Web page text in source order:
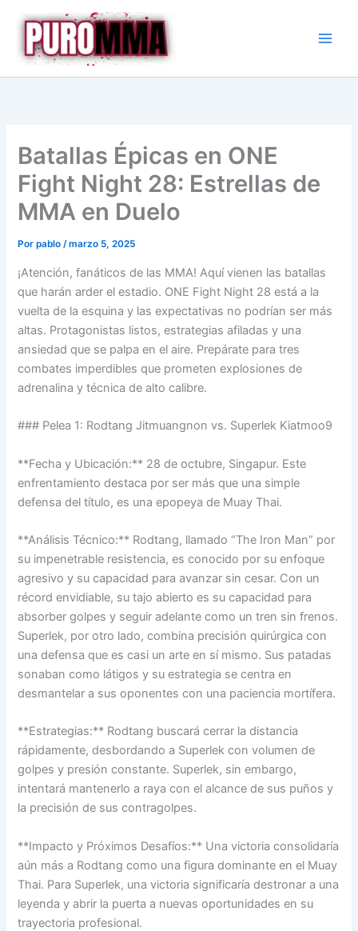
contenido
Batallas Épicas en ONE
Fight Night 28: Estrellas de
MMA en Duelo
Porpablo/marzo 5, 2025
¡Atención, fanáticos de las MMA! Aquí vienen las batallas
que harán arder el estadio. ONE Fight Night 28 está a la
vuelta de la esquina y las expectativas no podrían ser más
altas. Protagonistas listos, estrategias afiladas y una
ansiedad que se palpa en el aire. Prepárate para tres
combates imperdibles que prometen explosiones de
adrenalina y técnica de alto calibre.
### Pelea 1: Rodtang Jitmuangnon vs. Superlek Kiatmoo9
**Fecha y Ubicación:** 28 de octubre, Singapur. Este
enfrentamiento destaca por ser más que una simple
defensa del título, es una epopeya de Muay Thai.
**Análisis Técnico:** Rodtang, llamado “The Iron Man” por
su impenetrable resistencia, es conocido por su enfoque
agresivo y su capacidad para avanzar sin cesar. Con un
récord envidiable, su tajo abierto es su capacidad para
absorber golpes y seguir adelante como un tren sin frenos.
Superlek, por otro lado, combina precisión quirúrgica con
una defensa que es casi un arte en sí mismo. Sus patadas
sonaban como látigos y su estrategia se centra en
desmantelar a sus oponentes con una paciencia mortífera.
**Estrategias:** Rodtang buscará cerrar la distancia
rápidamente, desbordando a Superlek con volumen de
golpes y presión constante. Superlek, sin embargo,
intentará mantenerlo a raya con el alcance de sus puños y
la precisión de sus contragolpes.
**Impacto y Próximos Desafíos:** Una victoria consolidaría
aún más a Rodtang como una figura dominante en el Muay
Thai. Para Superlek, una victoria significaría destronar a una
leyenda y abrir la puerta a nuevas oportunidades en su
trayectoria profesional.